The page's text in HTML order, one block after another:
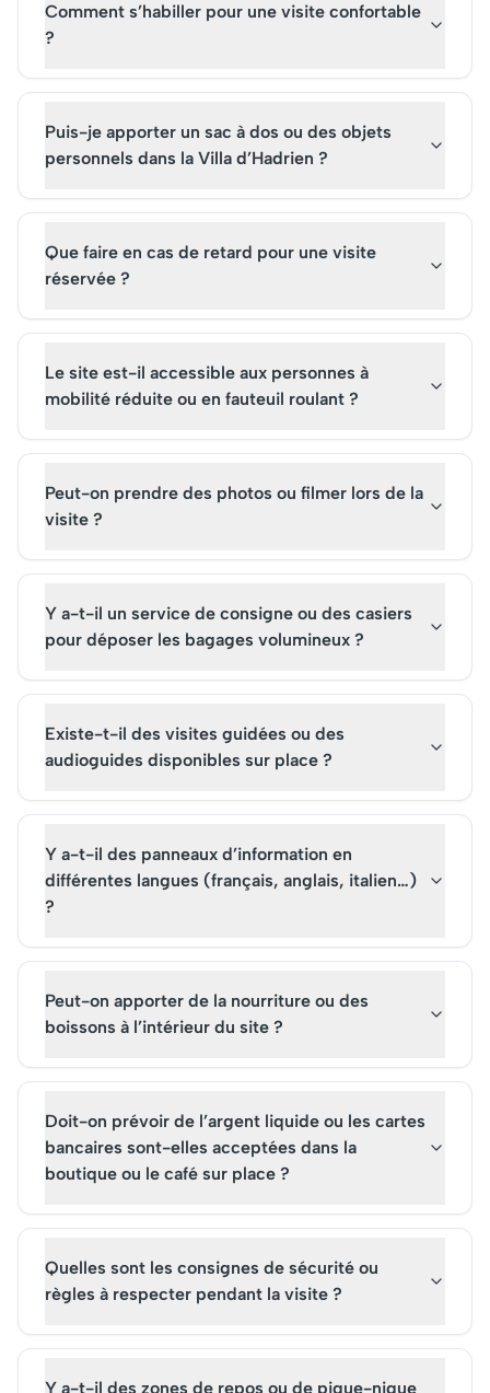
Comment s’habiller pour une visite confortable
?
Puis-je apporter un sac à dos ou des objets
personnels dans la Villa d’Hadrien ?
Que faire en cas de retard pour une visite
réservée ?
Le site est-il accessible aux personnes à
mobilité réduite ou en fauteuil roulant ?
Peut-on prendre des photos ou filmer lors de la
visite ?
Y a-t-il un service de consigne ou des casiers
pour déposer les bagages volumineux ?
Existe-t-il des visites guidées ou des
audioguides disponibles sur place ?
Y a-t-il des panneaux d’information en
différentes langues (français, anglais, italien…)
?
Peut-on apporter de la nourriture ou des
boissons à l’intérieur du site ?
Doit-on prévoir de l’argent liquide ou les cartes
bancaires sont-elles acceptées dans la
boutique ou le café sur place ?
Quelles sont les consignes de sécurité ou
règles à respecter pendant la visite ?
Y a-t-il des zones de repos ou de pique-nique